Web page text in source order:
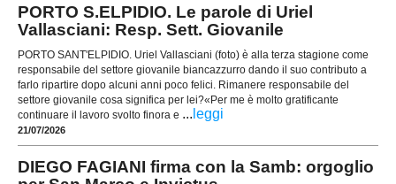
PORTO S.ELPIDIO. Le parole di Uriel
Vallasciani: Resp. Sett. Giovanile
PORTO SANT'ELPIDIO. Uriel Vallasciani (foto) è alla terza stagione come
responsabile del settore giovanile biancazzurro dando il suo contributo a
farlo ripartire dopo alcuni anni poco felici. Rimanere responsabile del
settore giovanile cosa significa per lei?«Per me è molto gratificante
continuare il lavoro svolto finora e ... leggi
21/07/2026
DIEGO FAGIANI firma con la Samb: orgoglio